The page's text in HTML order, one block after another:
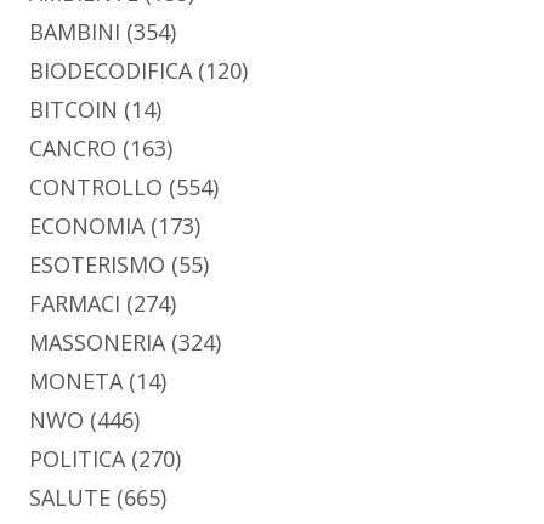
BAMBINI (354)
BIODECODIFICA(120)
BITCOIN (14)
CANCRO (163)
CONTROLLO (554)
ECONOMIA(173)
ESOTERISMO (55)
FARMACI (274)
MASSONERIA(324)
MONETA(14)
NWO (446)
POLITICA(270)
SALUTE (665)